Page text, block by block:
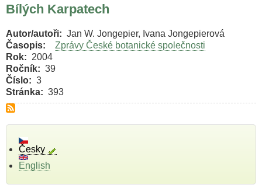
Bílých Karpatech
Autor/autoři
Jan W. Jongepier, Ivana Jongepierová
Časopis
Zprávy České botanické společnosti
Rok
2004
Ročník
39
Číslo
3
Stránka
393
Česky
English